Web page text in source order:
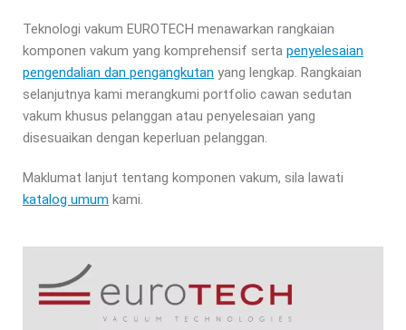
Teknologi vakum EUROTECH menawarkan rangkaian
komponen vakum yang komprehensif serta penyelesaian
pengendalian dan pengangkutan yang lengkap. Rangkaian
selanjutnya kami merangkumi portfolio cawan sedutan
vakum khusus pelanggan atau penyelesaian yang
disesuaikan dengan keperluan pelanggan.
Maklumat lanjut tentang komponen vakum, sila lawati
katalog umum kami.